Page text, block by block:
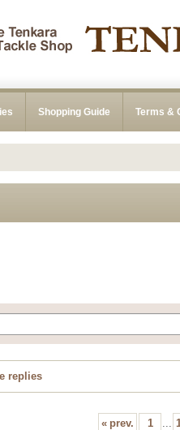
Shopping Guide Terms &
replies
« prev. 1 ...